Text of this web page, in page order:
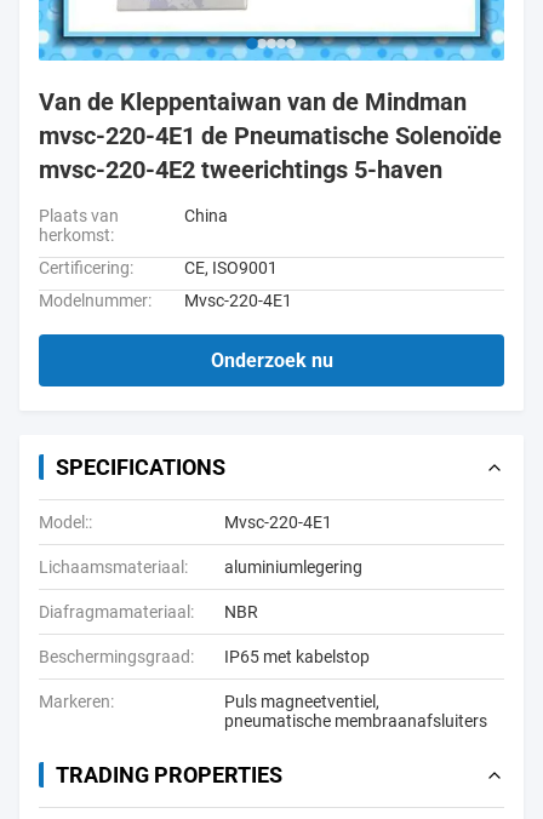
Van de Kleppentaiwan van de Mindman
mvsc-220-4E1 de Pneumatische Solenoïde
mvsc-220-4E2 tweerichtings 5-haven
Plaats van
herkomst:
China
Certificering:
CE, ISO9001
Modelnummer:
Mvsc-220-4E1
Onderzoek nu
SPECIFICATIONS
Model:: Mvsc-220-4E1
Lichaamsmateriaal: aluminiumlegering
Diafragmamateriaal: NBR
Beschermingsgraad: IP65 met kabelstop
Markeren: Puls magneetventiel ,
pneumatische membraanafsluiters
TRADING PROPERTIES